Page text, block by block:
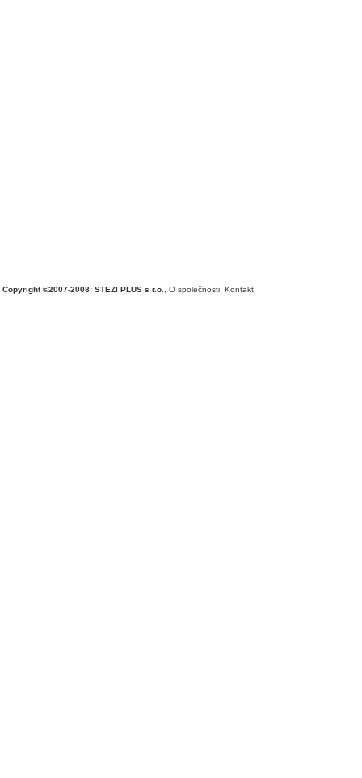
Copyright ©2007-2008: STEZI PLUS s r.o. O společnosti Kontakt